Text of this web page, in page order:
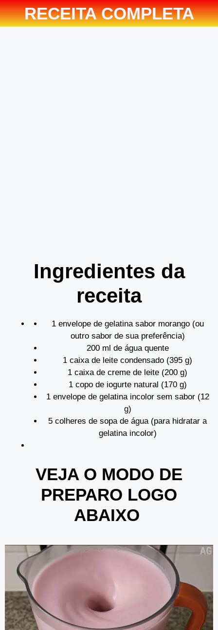
RECEITA COMPLETA
Ingredientes da
receita
1 envelope de gelatina sabor morango (ou
outro sabor de sua preferência)
200 ml de água quente
1 caixa de leite condensado (395 g)
1 caixa de creme de leite (200 g)
1 copo de iogurte natural (170 g)
1 envelope de gelatina incolor sem sabor (12
g)
5 colheres de sopa de água (para hidratar a
gelatina incolor)
VEJA O MODO DE
PREPARO LOGO
ABAIXO